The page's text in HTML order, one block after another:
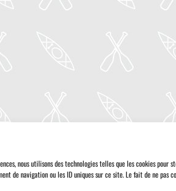
nous utilisons des technologies telles que les cookies
de navigation ou les ID uniques sur ce site. Le fait de ne